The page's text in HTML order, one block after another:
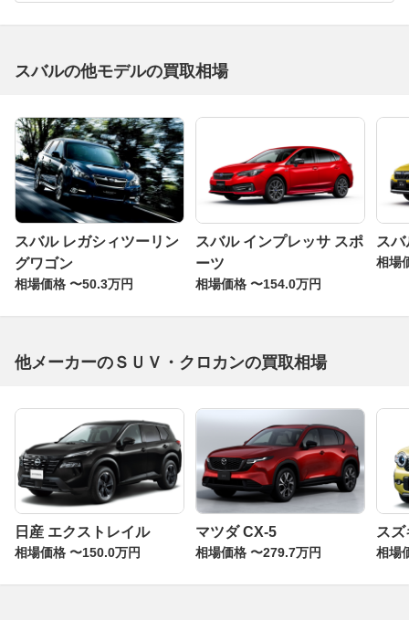
スバルの他モデルの買取相場
スバル レガシィツーリン
グワゴン
相場価格 〜50.3万円
スバル インプレッサ スポ
ーツ
相場価格 〜154.0万円
ス
相場
他メーカーのＳＵＶ・クロカンの買取相場
日産 エクストレイル
相場価格 〜150.0万円
マツダ CX-5
相場価格 〜279.7万円
ス
相場